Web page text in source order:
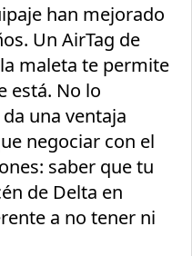
han mejorado
Un AirTag de
maleta te permite
está. No lo
una ventaja
negociar con el
saber que tu
de Delta en
a no tener ni